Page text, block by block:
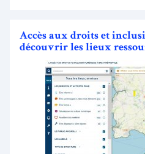
Accès aux droits et
découvrir les lieux